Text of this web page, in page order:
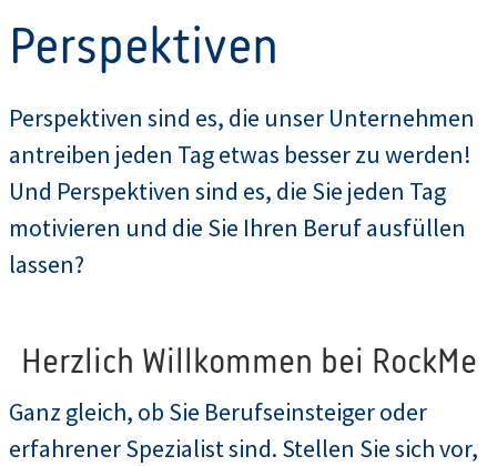
Perspektiven
Perspektiven sind es, die unser Unternehmen
antreiben jeden Tag etwas besser zu werden!
Und Perspektiven sind es, die Sie jeden Tag
motivieren und die Sie Ihren Beruf ausfüllen
lassen?
Herzlich Willkommen bei RockMe
Ganz gleich, ob Sie Berufseinsteiger oder
erfahrener Spezialist sind. Stellen Sie sich vor,